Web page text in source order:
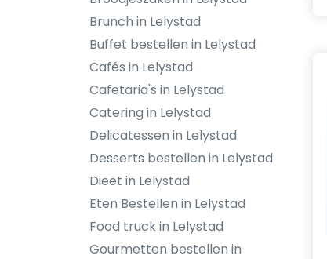
Brunch in Lelystad
Buffet bestellen in Lelystad
Cafés in Lelystad
Cafetaria's in Lelystad
Catering in Lelystad
Delicatessen in Lelystad
Desserts bestellen in Lelystad
Dieet in Lelystad
Eten Bestellen in Lelystad
Food truck in Lelystad
Gourmetten bestellen in